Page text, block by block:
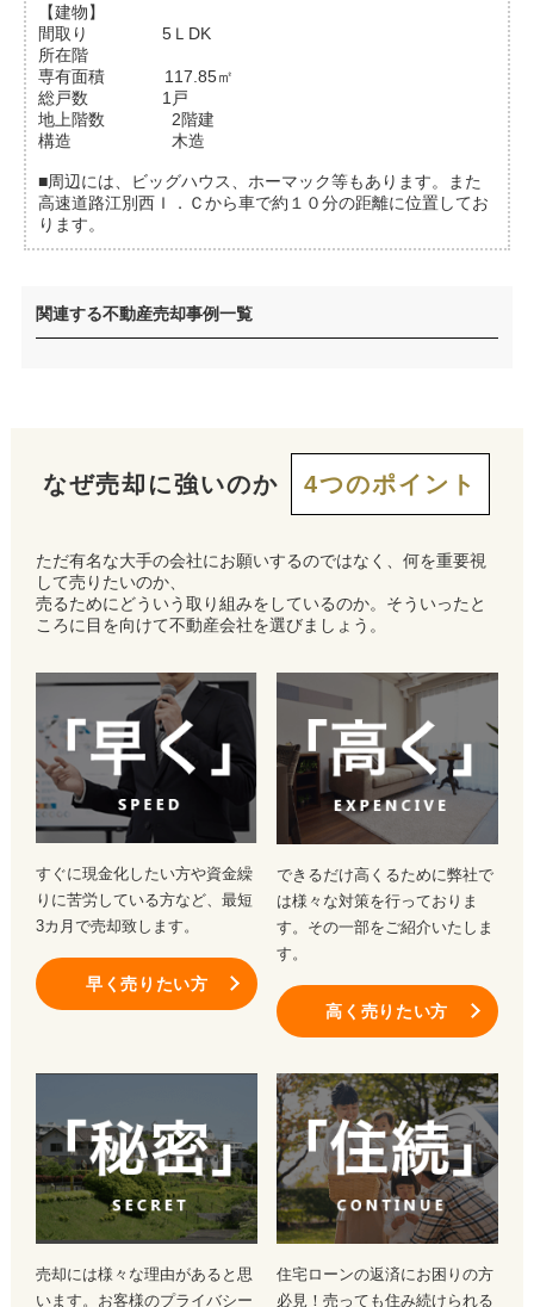
【建物】
間取り 5ＬDK
所在階
専有面積 117.85㎡
総戸数 1戸
地上階数 2階建
構造 木造
■周辺には、ビッグハウス、ホーマック等もあります。また
高速道路江別西Ｉ．Ｃから車で約１０分の距離に位置してお
ります。
関連する不動産売却事例一覧
なぜ売却に強いのか 4つのポイント
ただ有名な大手の会社にお願いするのではなく、何を重要視
して売りたいのか、
売るためにどういう取り組みをしているのか。そういったと
ころに目を向けて不動産会社を選びましょう。
すぐに現金化したい方や資金繰
りに苦労している方など、最短
3カ月で売却致します。
早く売りたい方
できるだけ高くるために弊社で
は様々な対策を行っておりま
す。その一部をご紹介いたしま
す。
高く売りたい方
売却には様々な理由があると思
います。お客様のプライバシー
住宅ローンの返済にお困りの方
必見！売っても住み続けられる